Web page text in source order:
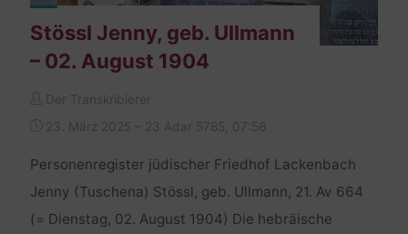
Stössl Jenny, geb. Ullmann
– 02. August 1904
Der Transkribierer
23. März 2025 – 23 Adar 5785, 07:56
Personenregister jüdischer Friedhof Lackenbach
Jenny (Tuschena) Stössl, geb. Ullmann, 21. Av 664
(= Dienstag, 02. August 1904) Die hebräische